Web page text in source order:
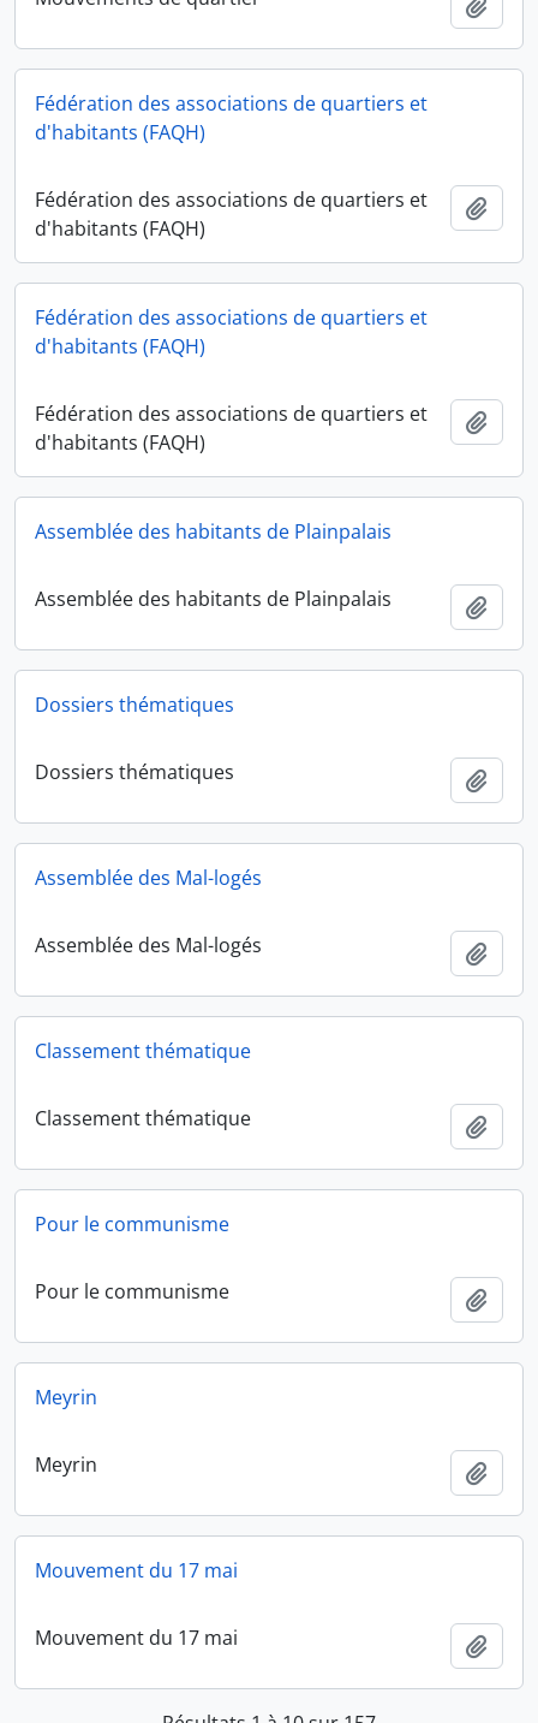
Fédération des associations de quartiers et
d'habitants (FAQH)
Fédération des associations de quartiers et
d'habitants (FAQH)
Fédération des associations de quartiers et
d'habitants (FAQH)
Fédération des associations de quartiers et
d'habitants (FAQH)
Assemblée des habitants de Plainpalais
Assemblée des habitants de Plainpalais
Dossiers thématiques
Dossiers thématiques
Assemblée des Mal-logés
Assemblée des Mal-logés
Classement thématique
Classement thématique
Pour le communisme
Pour le communisme
Meyrin
Meyrin
Mouvement du 17 mai
Mouvement du 17 mai